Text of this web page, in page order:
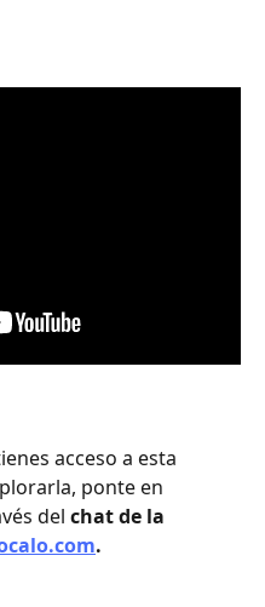
acceso a esta
ponte en
del chat de la
.